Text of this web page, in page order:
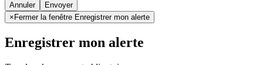
Annuler
× Fermer la fenêtre Enregistrer mon alerte
Enregistrer mon alerte